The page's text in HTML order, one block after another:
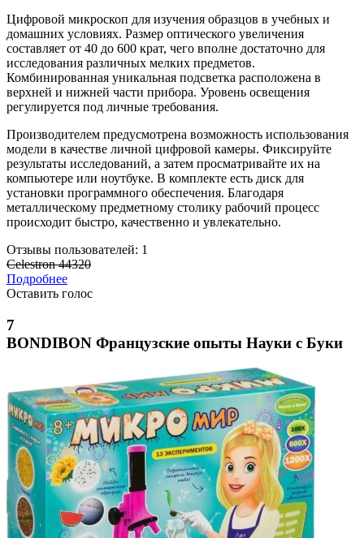
Цифровой микроскоп для изучения образцов в учебных и
домашних условиях. Размер оптического увеличения
составляет от 40 до 600 крат, чего вполне достаточно для
исследования различных мелких предметов.
Комбинированная уникальная подсветка расположена в
верхней и нижней части прибора. Уровень освещения
регулируется под личные требования.
Производителем предусмотрена возможность использования
модели в качестве личной цифровой камеры. Фиксируйте
результаты исследований, а затем просматривайте их на
компьютере или ноутбуке. В комплекте есть диск для
установки программного обеспечения. Благодаря
металлическому предметному столику рабочий процесс
происходит быстро, качественно и увлекательно.
Отзывы пользователей: 1
Celestron 44320
Подробнее
Оставить голос
7
BONDIBON Французские опыты Науки с Буки